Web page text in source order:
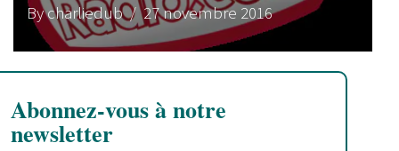
By charliedub/ 27 novembre 2016
Abonnez-vous à notre
newsletter